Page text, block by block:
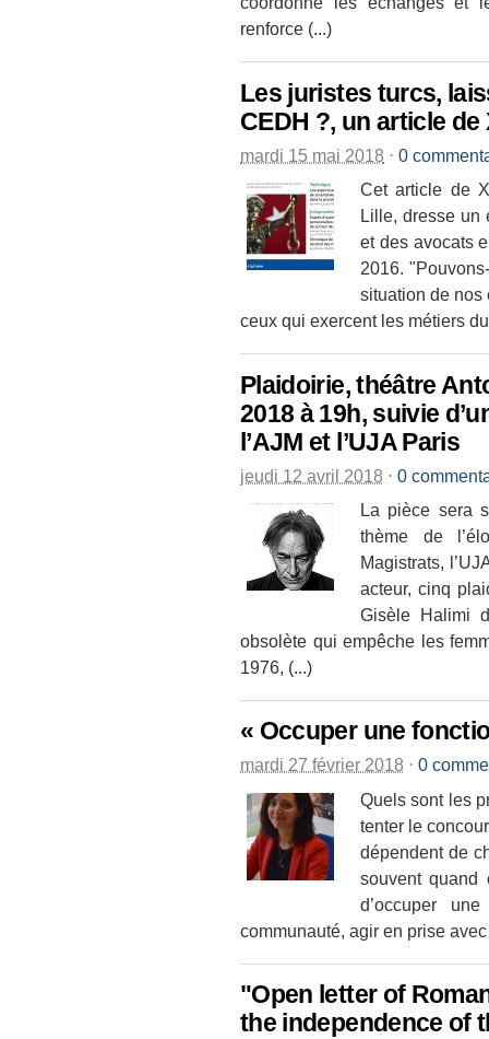
renforce (...)
Les juristes turcs,
CEDH ?, un article de
mardi 15 mai 2018 ⋅ 0
Cet article de
Lille, dresse un
et des avocats
2016.
situation de nos
ceux qui exercent les métiers
Plaidoirie, théâtre
2018 à 19h, suivie
l’AJM et l’UJA Paris
jeudi 12 avril 2018 ⋅ 0
La pièce sera
thème de
Magistrats,
acteur, cinq
Gisèle Halimi
obsolète qui empêche les
1976, (...)
« Occuper une
mardi 27 février 2018 ⋅ 0
Quels sont les
tenter le
dépendent de
souvent quand
d’occuper
communauté, agir en prise
"Open letter of
the independence of